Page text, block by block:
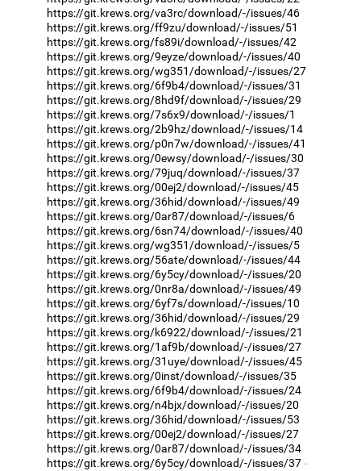
https://git.krews.org/va3rc/download/-/issues/46
https://git.krews.org/ff9zu/download/-/issues/51
https://git.krews.org/fs89i/download/-/issues/42
https://git.krews.org/9eyze/download/-/issues/40
https://git.krews.org/wg351/download/-/issues/27
https://git.krews.org/6f9b4/download/-/issues/31
https://git.krews.org/8hd9f/download/-/issues/29
https://git.krews.org/7s6x9/download/-/issues/1
https://git.krews.org/2b9hz/download/-/issues/14
https://git.krews.org/p0n7w/download/-/issues/41
https://git.krews.org/0ewsy/download/-/issues/30
https://git.krews.org/79juq/download/-/issues/37
https://git.krews.org/00ej2/download/-/issues/45
https://git.krews.org/36hid/download/-/issues/49
https://git.krews.org/0ar87/download/-/issues/6
https://git.krews.org/6sn74/download/-/issues/40
https://git.krews.org/wg351/download/-/issues/5
https://git.krews.org/56ate/download/-/issues/44
https://git.krews.org/6y5cy/download/-/issues/20
https://git.krews.org/0nr8a/download/-/issues/49
https://git.krews.org/6yf7s/download/-/issues/10
https://git.krews.org/36hid/download/-/issues/29
https://git.krews.org/k6922/download/-/issues/21
https://git.krews.org/1af9b/download/-/issues/27
https://git.krews.org/31uye/download/-/issues/45
https://git.krews.org/0inst/download/-/issues/35
https://git.krews.org/6f9b4/download/-/issues/24
https://git.krews.org/n4bjx/download/-/issues/20
https://git.krews.org/36hid/download/-/issues/53
https://git.krews.org/00ej2/download/-/issues/27
https://git.krews.org/0ar87/download/-/issues/34
https://git.krews.org/6y5cy/download/-/issues/37